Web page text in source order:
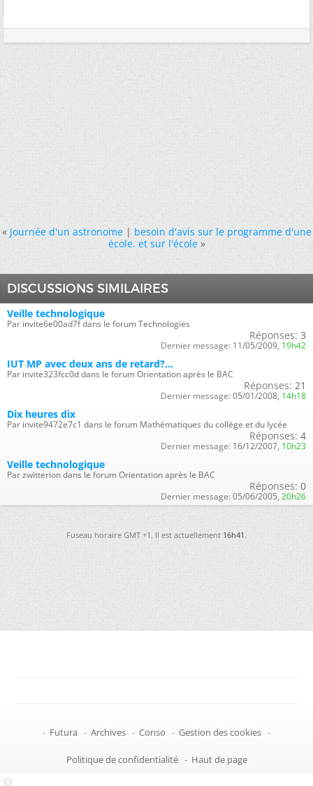
« Journée d'un astronome|besoin d'avis sur le programme d'une
école. et sur l'école »
DISCUSSIONS SIMILAIRES
Veille technologique
Par invite6e00ad7f dans le forum Technologies
Réponses: 3
Dernier message: 11/05/2009, 19h42
IUT MP avec deux ans de retard?...
Par invite323fcc0d dans le forum Orientation après le BAC
Réponses: 21
Dernier message: 05/01/2008, 14h18
Dix heures dix
Par invite9472e7c1 dans le forum Mathématiques du collège et du lycée
Réponses: 4
Dernier message: 16/12/2007, 10h23
Veille technologique
Par zwitterion dans le forum Orientation après le BAC
Réponses: 0
Dernier message: 05/06/2005, 20h26
Fuseau horaire GMT +1. Il est actuellement16h41.
- Futura - Archives - Conso - Gestion des cookies -
Politique de confidentialité - Haut de page